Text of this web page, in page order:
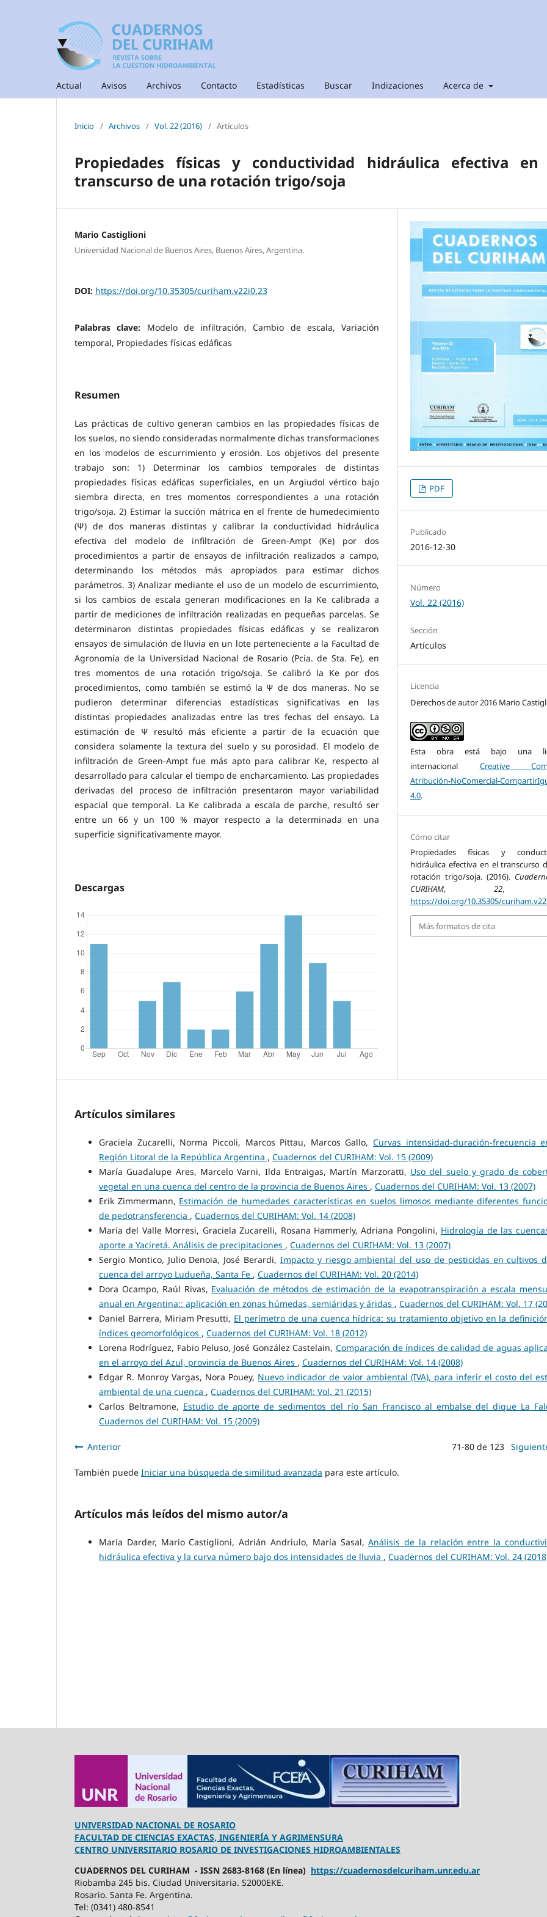
Actual Avisos Archivos Contacto Estadísticas Buscar Indizaciones Acerca de
Inicio / Archivos / Vol. 22 (2016) / Artículos
Propiedades físicas y conductividad hidráulica efectiva en
transcurso de una rotación trigo/soja
Mario Castiglioni
Universidad Nacional de Buenos Aires, Buenos Aires, Argentina.
DOI: https://doi.org/10.35305/curiham.v22i0.23
Palabras clave: Modelo de infiltración, Cambio de escala, Variación
temporal, Propiedades físicas edáficas
Resumen
Las prácticas de cultivo generan cambios en las propiedades físicas de
los suelos, no siendo consideradas normalmente dichas transformaciones
en los modelos de escurrimiento y erosión. Los objetivos del presente
trabajo son: 1) Determinar los cambios temporales de distintas
propiedades físicas edáficas superficiales, en un Argiudol vértico bajo
siembra directa, en tres momentos correspondientes a una rotación
trigo/soja. 2) Estimar la succión mátrica en el frente de humedecimiento
(Ψ) de dos maneras distintas y calibrar la conductividad hidráulica
efectiva del modelo de infiltración de Green-Ampt (Ke) por dos
procedimientos a partir de ensayos de infiltración realizados a campo,
determinando los métodos más apropiados para estimar dichos
parámetros. 3) Analizar mediante el uso de un modelo de escurrimiento,
si los cambios de escala generan modificaciones en la Ke calibrada a
partir de mediciones de infiltración realizadas en pequeñas parcelas. Se
determinaron distintas propiedades físicas edáficas y se realizaron
ensayos de simulación de lluvia en un lote perteneciente a la Facultad de
Agronomía de la Universidad Nacional de Rosario (Pcia. de Sta. Fe), en
tres momentos de una rotación trigo/soja. Se calibró la Ke por dos
procedimientos, como también se estimó la Ψ de dos maneras. No se
pudieron determinar diferencias estadísticas significativas en las
distintas propiedades analizadas entre las tres fechas del ensayo. La
estimación de Ψ resultó más eficiente a partir de la ecuación que
considera solamente la textura del suelo y su porosidad. El modelo de
infiltración de Green-Ampt fue más apto para calibrar Ke, respecto al
desarrollado para calcular el tiempo de encharcamiento. Las propiedades
derivadas del proceso de infiltración presentaron mayor variabilidad
espacial que temporal. La Ke calibrada a escala de parche, resultó ser
entre un 66 y un 100 % mayor respecto a la determinada en una
superficie significativamente mayor.
Descargas
PDF
Publicado
2016-12-30
Número
Vol. 22 (2016)
Sección
Artículos
Licencia
Derechos de autor 2016 Mario
Esta obra está bajo una
internacional Creative
Atribución-NoComercial-
4.0.
Cómo citar
Propiedades físicas y
hidráulica efectiva en el transcurso
rotación trigo/soja. (2016).
CURIHAM, 22, 1-
https://doi.org/10.35305/
Más formatos de cita
Artículos similares
Graciela Zucarelli, Norma Piccoli, Marcos Pittau, Marcos Gallo,Curvas intensidad-duración-frecuencia
Región Litoral de la República Argentina , Cuadernos del CURIHAM: Vol. 15 (2009)
María Guadalupe Ares, Marcelo Varni, Ilda Entraigas, Martín Marzoratti, Uso del suelo y grado de
vegetal en una cuenca del centro de la provincia de Buenos Aires , Cuadernos del CURIHAM: Vol. 13 (2007)
Erik Zimmermann, Estimación de humedades características en suelos limosos mediante diferentes
de pedotransferencia , Cuadernos del CURIHAM: Vol. 14 (2008)
María del Valle Morresi, Graciela Zucarelli, Rosana Hammerly, Adriana Pongolini, Hidrología de las
aporte a Yaciretá. Análisis de precipitaciones , Cuadernos del CURIHAM: Vol. 13 (2007)
Sergio Montico, Julio Denoia, José Berardi, Impacto y riesgo ambiental del uso de pesticidas en cultivos
cuenca del arroyo Ludueña, Santa Fe , Cuadernos del CURIHAM: Vol. 20 (2014)
Dora Ocampo, Raúl Rivas, Evaluación de métodos de estimación de la evapotranspiración a escala
anual en Argentina:: aplicación en zonas húmedas, semiáridas y áridas , Cuadernos del CURIHAM: Vol. 17
Daniel Barrera, Miriam Presutti, El perímetro de una cuenca hídrica: su tratamiento objetivo en la
índices geomorfológicos , Cuadernos del CURIHAM: Vol. 18 (2012)
Lorena Rodríguez, Fabio Peluso, José González Castelain, Comparación de índices de calidad de aguas
en el arroyo del Azul, provincia de Buenos Aires , Cuadernos del CURIHAM: Vol. 14 (2008)
Edgar R. Monroy Vargas, Nora Pouey, Nuevo indicador de valor ambiental (IVA), para inferir el costo del
ambiental de una cuenca , Cuadernos del CURIHAM: Vol. 21 (2015)
Carlos Beltramone, Estudio de aporte de sedimentos del río San Francisco al embalse del dique La
Cuadernos del CURIHAM: Vol. 15 (2009)
Anterior 71-80 de 123
También puede Iniciar una búsqueda de similitud avanzada para este artículo.
Artículos más leídos del mismo autor/a
María Darder, Mario Castiglioni, Adrián Andriulo, María Sasal,Análisis de la relación entre la
hidráulica efectiva y la curva número bajo dos intensidades de lluvia , Cuadernos del CURIHAM: Vol. 24
UNIVERSIDAD NACIONAL DE ROSARIO
FACULTAD DE CIENCIAS EXACTAS, INGENIERÍA Y AGRIMENSURA
CENTRO UNIVERSITARIO ROSARIO DE INVESTIGACIONES HIDROAMBIENTALES
CUADERNOS DEL CURIHAM - ISSN 2683-8168 (En línea) https://cuadernosdelcuriham.unr.edu.ar
Riobamba 245 bis. Ciudad Universitaria. S2000EKE.
Rosario. Santa Fe. Argentina.
Tel: (0341) 480-8541